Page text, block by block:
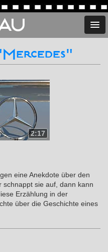
2:17
eine Anekdote über den
schnappt sie auf, dann kann
Erzählung in der
über die Geschichte eines